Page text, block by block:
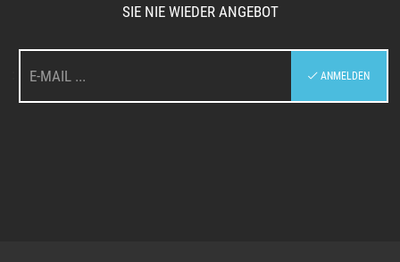
SIE NIE WIEDER ANGEBOT
ANMELDEN